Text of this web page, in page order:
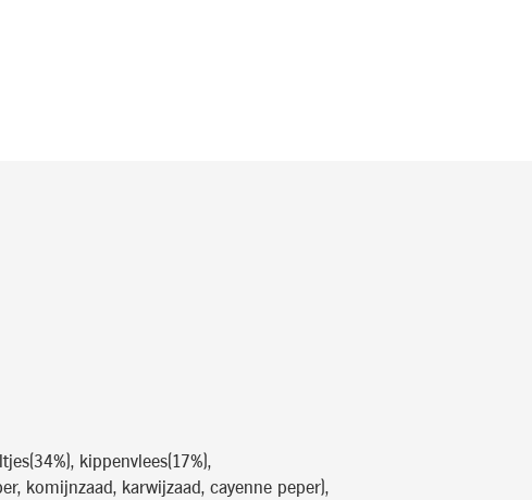
kippenvlees(17%),
komijnzaad, karwijzaad, cayenne peper),